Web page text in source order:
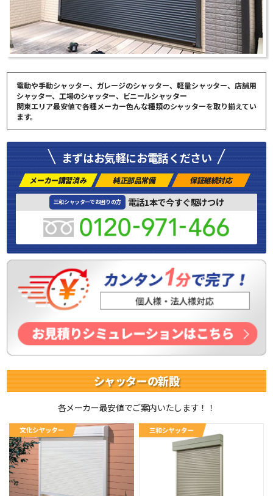
電動や手動シャッター、ガレージのシャッター、軽量シャッター、店舗用
シャッター、工場のシャッター、ビニールシャッター
関東エリア最安値で各種メーカー色んな種類のシャッターを取り揃えてい
ます。
まずはお気軽にお電話ください
メーカー講習済み 純正部品常備 保証継続対応
三和シャッターでお困りの方 電話1本で今すぐ駆けつけ
シャッターの新設
各メーカー最安値でご案内いたします！！